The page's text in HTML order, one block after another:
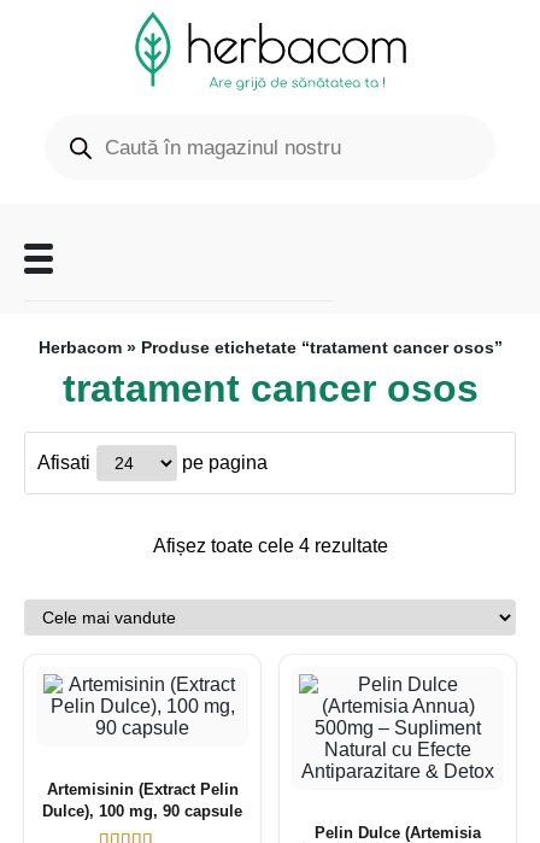
Herbacom» Produse etichetate “tratament cancer osos”
tratament cancer osos
Afisati pe pagina
Afișez toate cele 4 rezultate
Artemisinin (Extract Pelin
Dulce), 100 mg, 90 capsule
Pelin Dulce (Artemisia